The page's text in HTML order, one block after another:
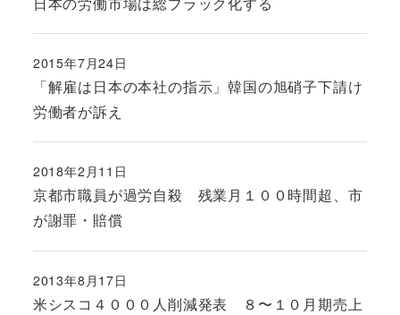
「解雇は日本の本社の指示」韓国の旭硝子下請け
労働者が訴え
投稿日
2015年7月24日
京都市職員が過労自殺 残業月１００時間超、市
が謝罪・賠償
投稿日
2018年2月11日
米シスコ４０００人削減発表 ８〜１０月期売上
投稿日
2013年8月17日